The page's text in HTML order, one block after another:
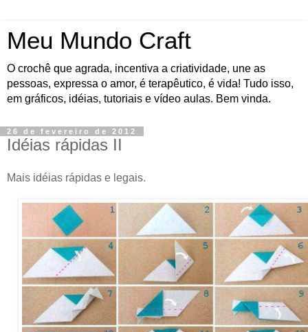
Meu Mundo Craft
O crochê que agrada, incentiva a criatividade, une as
pessoas, expressa o amor, é terapêutico, é vida! Tudo isso,
em gráficos, idéias, tutoriais e vídeo aulas. Bem vinda.
26 de fevereiro de 2012
Idéias rápidas II
Mais idéias rápidas e legais.